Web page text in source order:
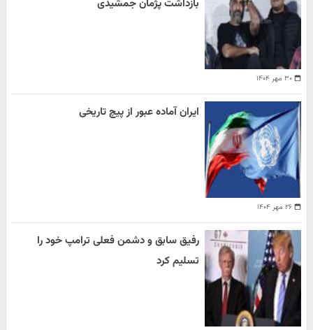
۳۰ مهر ۱۴۰۴
بازداشت پژمان جمشیدی
۲۶ مهر ۱۴۰۴
ایران آماده عبور از پیچ تاریخی
رفیق سابق و دشمن فعلی ترامپ خود را
تسلیم کرد